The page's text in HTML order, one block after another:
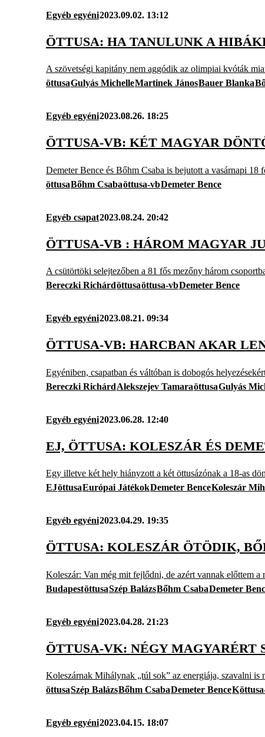
Egyéb egyéni2023.09.02. 13:12
ÖTTUSA: HA TANULUNK A
A szövetségi kapitány nem aggódik az olimpiai kvóták
öttusaGulyás MichelleMartinek JánosBauer Blanka
Egyéb egyéni2023.08.26. 18:25
ÖTTUSA-VB: KÉT MAGYAR
Demeter Bence és Bőhm Csaba is bejutott a vasárnapi 18
öttusaBőhm Csabaöttusa-vbDemeter Bence
Egyéb csapat2023.08.24. 20:42
ÖTTUSA-VB : HÁROM MAGYAR
A csütörtöki selejtezőben a 81 fős mezőny három
Bereczki Richárdöttusaöttusa-vbDemeter Bence
Egyéb egyéni2023.08.21. 09:34
ÖTTUSA-VB: HARCBAN AKAR
Egyéniben, csapatban és váltóban is dobogós
Bereczki RichárdAlekszejev TamaraöttusaGulyás
Egyéb egyéni2023.06.28. 12:40
EJ, ÖTTUSA: KOLESZÁR ÉS
Egy illetve két hely hiányzott a két öttusázónak a 18-as
EJöttusaEurópai JátékokDemeter BenceKoleszár
Egyéb egyéni2023.04.29. 19:35
ÖTTUSA: KOLESZÁR ÖTÖDIK,
Koleszár: Van még mit fejlődni, de azért vannak előttem
BudapestöttusaSzép BalázsBőhm CsabaDemeter
Egyéb egyéni2023.04.28. 21:23
ÖTTUSA-VK: NÉGY MAGYARÉRT
Koleszárnak Mihálynak „túl sok” az energiája, szavalni is
öttusaSzép BalázsBőhm CsabaDemeter BenceK
Egyéb egyéni2023.04.15. 18:07